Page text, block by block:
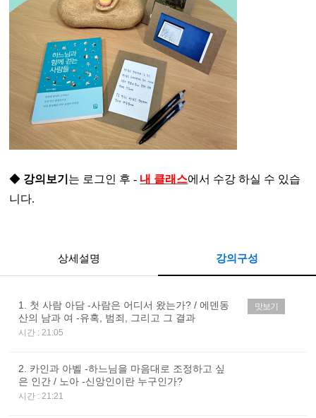
◆ 강의보기 는 로그인 후 - 내 클래스에서 수강 하실 수 있습
니다.
상세설명 강의구성
1. 첫 사람 아담 -사람은 어디서 왔는가? / 에덴동
산의 남과 여 -유혹, 범죄, 그리고 그 결과
시간 : 21:05
맛보기
2. 카인과 아벨 -하느님을 마음대로 조정하고 싶
은 인간 / 노아 -신앙인이란 누구인가?
시간 : 21:21